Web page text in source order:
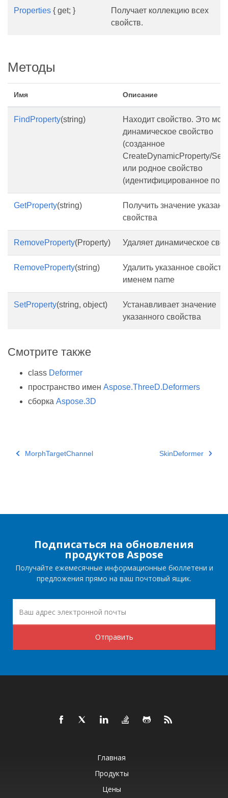
Properties { get; }
Получает коллекцию всех
свойств.
Методы
Имя Описание
FindProperty(string)
Находит свойство. Это
динамическое свойство
(созданное
CreateDynamicProperty/
или родное свойство
(идентифицированное по
GetProperty(string)
Получить значение
свойства
RemoveProperty(Property) Удаляет динамическое
RemoveProperty(string)
Удалить указанное
именем name
SetProperty(string, object)
Устанавливает значение
указанного свойства
Смотрите также
class Deformer
пространство имен Aspose.ThreeD.Deformers
сборка Aspose.3D
MorphTargetChannel SkinDeformer
Подписаться на обновления
продуктов Aspose
Получайте ежемесячные информационные бюллетени и
предложения прямо на ваш почтовый ящик.
Отправить
Главная
Продукты
Цены